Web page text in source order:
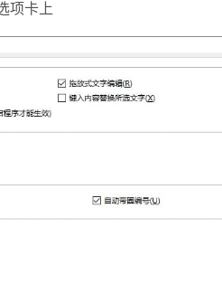
项卡上